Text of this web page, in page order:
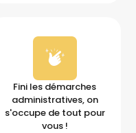
Fini les démarches
administratives, on
s'occupe de tout pour
vous !